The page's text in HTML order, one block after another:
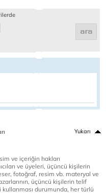
Yukarı
ve içeriğin hakları
ve üyeleri, üçüncü kişilerin
fotoğraf, resim vb. materyal ve
üçüncü kişilerin telif
kullanması durumunda, her türlü